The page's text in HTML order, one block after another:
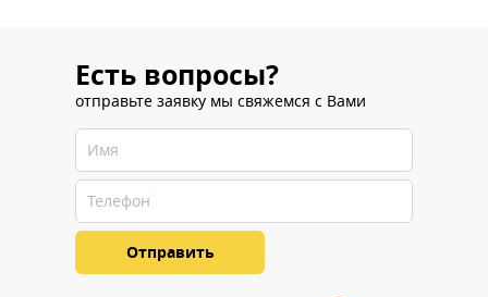
Есть вопросы?
отправьте заявку мы свяжемся с Вами